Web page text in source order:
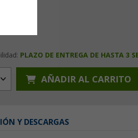
PLAZO DE ENTREGA DE HASTA 3
AÑADIR AL CARRITO
Y DESCARGAS